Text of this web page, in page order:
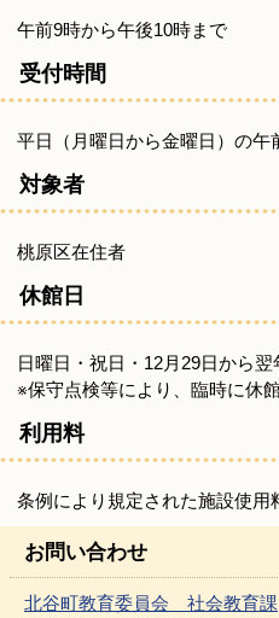
午前9時から午後10時まで
受付時間
平日（月曜日から金曜日）の午
対象者
桃原区在住者
休館日
日曜日・祝日・12月29日から翌
※保守点検等により、臨時に休
利用料
条例により規定された施設使
お問い合わせ
北谷町教育委員会 社会教育課